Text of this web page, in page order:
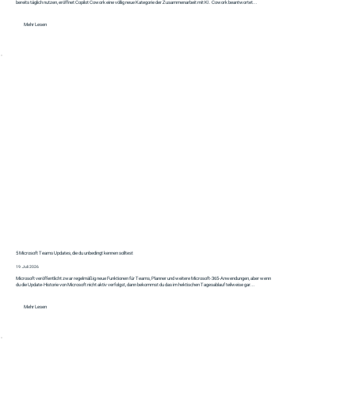
bereits täglich nutzen, eröffnet Copilot Cowork eine völlig neue Kategorie der Zusammenarbeit mit KI. Cowork beantwortet...
Mehr Lesen
5 Microsoft Teams Updates, die du unbedingt kennen solltest
19. Juli 2026
Microsoft veröffentlicht zwar regelmäßig neue Funktionen für Teams, Planner und weitere Microsoft-365-Anwendungen, aber wenn
du die Update-Historie von Microsoft nicht aktiv verfolgst, dann bekommst du das im hektischen Tagesablauf teilweise gar...
Mehr Lesen